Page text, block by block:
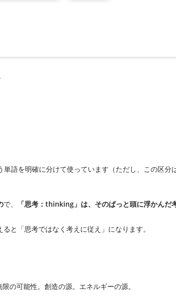
単語を明確に分けて使っています（ただし、この区分
で、
「思考：thinking」は、そのぱっと頭に浮かんだ
と「思考ではなく考えに従え」になります。
の可能性。創造の源。エネルギーの源。